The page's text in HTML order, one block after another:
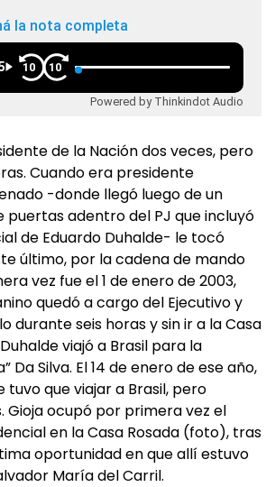
la nota completa
10 10
Powered by Thinkindot Audio
de la Nación dos veces, pero
Cuando era presidente
-donde llegó luego de un
puertas adentro del PJ que incluyó
de Eduardo Duhalde- le tocó
último, por la cadena de mando
vez fue el 1 de enero de 2003,
quedó a cargo del Ejecutivo y
durante seis horas y sin ir a la Casa
viajó a Brasil para la
Da Silva. El 14 de enero de ese año,
tuvo que viajar a Brasil, pero
Gioja ocupó por primera vez el
en la Casa Rosada (foto), tras
oportunidad en que allí estuvo
María del Carril.